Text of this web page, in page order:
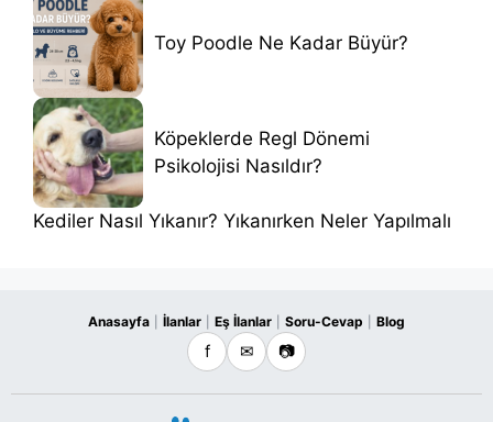
Toy Poodle Ne Kadar Büyür?
Köpeklerde Regl Dönemi
Psikolojisi Nasıldır?
Kediler Nasıl Yıkanır? Yıkanırken Neler Yapılmalı
Anasayfa İlanlar Eş İlanlar Soru-Cevap Blog
f ✉ 📷